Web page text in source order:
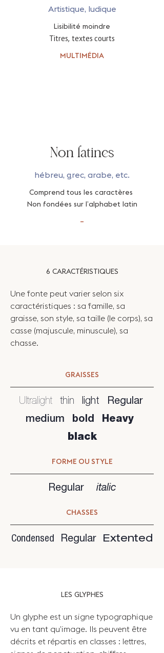
Artistique, ludique
Lisibilité moindre
Titres, textes courts
MULTIMÉDIA
Non latines
hébreu, grec, arabe, etc.
Comprend tous les caractères
Non fondées sur l’alphabet latin
–
6 CARACTÉRISTIQUES
Une fonte peut varier selon six
caractéristiques : sa famille, sa
graisse, son style, sa taille (le corps), sa
casse (majuscule, minuscule), sa
chasse.
GRAISSES
Ultralight thin light
Regular
medium
bold
Heavy
black
FORME OU STYLE
Regular italic
CHASSES
Condensed Regular Extented
LES GLYPHES
Un glyphe est un signe typographique
vu en tant qu’image. Ils peuvent être
décrits et répartis en classes : lettres,